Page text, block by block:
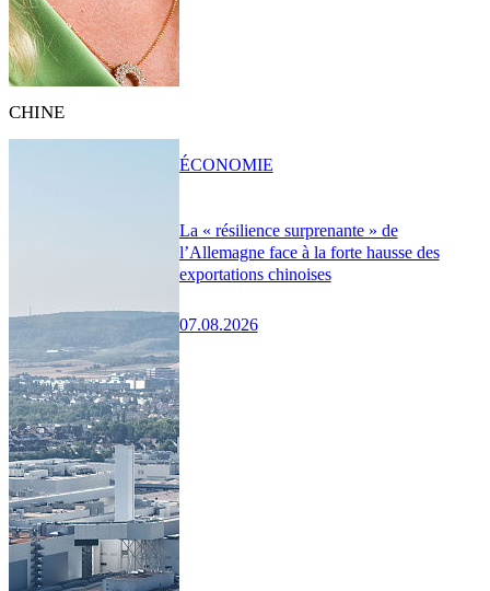
CHINE
La « résilience surprenante » de
l’Allemagne face à la forte hausse des
exportations chinoises
07.08.2026
ÉCONOMIE